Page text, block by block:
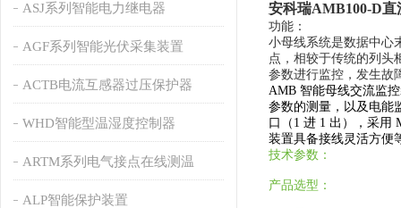
ASJ系列智能电力继电器
AGF系列智能光伏采集装置
ACTB电流互感器过压保护器
WHD智能型温湿度控制器
ARTM系列电气接点在线测温
ALP智能保护装置
安科瑞AMB100-D
功能：
小母线系统是数据中心
点，相较于传统的列头
参数进行监控，发生故
AMB 智能母线交流监
参数的测量，以及电能
口（1 进 1 出），采用
装置具备接线灵活方便
技术参数：
产品选型：